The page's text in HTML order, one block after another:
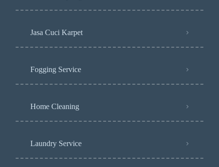
Jasa Cuci Karpet
Fogging Service
Home Cleaning
Laundry Service